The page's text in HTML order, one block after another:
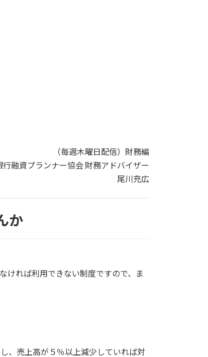
（毎週木曜日配信）財務編
行融資プランナー協会 財務アドバイザー
尾川充広
か
ければ利用できない制度ですので、ま
、売上高が５％以上減少していれば対